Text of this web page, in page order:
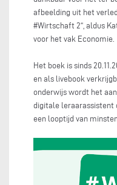
afbeelding uit het
#Wirtschaft 2“, aldus
voor het vak Economie.
Het boek is sinds
en als livebook
onderwijs wordt het
digitale leraarassistent
een looptijd van